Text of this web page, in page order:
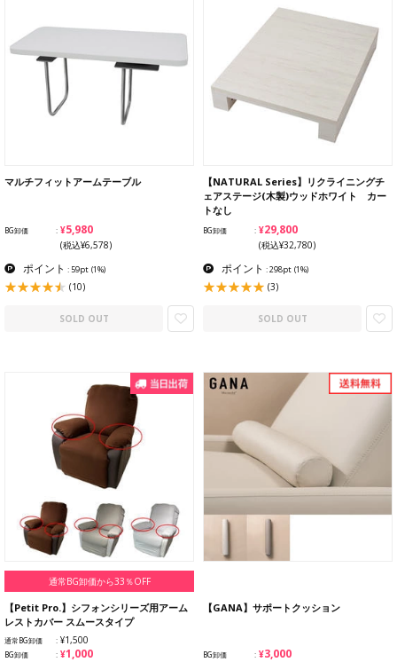
マルチフィットアームテーブル
BG卸価 ¥5,980
(税込¥6,578)
ポイント : 59pt (1%)
(10)
SOLD OUT
【NATURAL Series】リクライニングチ
ェアステージ(木製)ウッドホワイト カー
トなし
BG卸価 ¥29,800
(税込¥32,780)
ポイント : 298pt (1%)
(3)
SOLD OUT
通常BG卸価から33％OFF
【Petit Pro.】シフォンシリーズ用アーム
レストカバー スムースタイプ
通常BG卸価 ¥1,500
BG卸価 ¥1,000
【GANA】サポートクッション
BG卸価 ¥3,000